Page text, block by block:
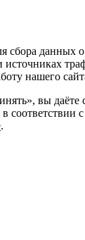
сбора данных
нашего
вы даёте
соответствии с
.